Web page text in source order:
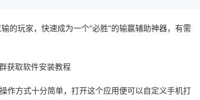
的玩家，快速成为一个“必胜”的输赢辅助神器，有需
获取软件安装教程
作方式十分简单，打开这个应用便可以自定义手机打